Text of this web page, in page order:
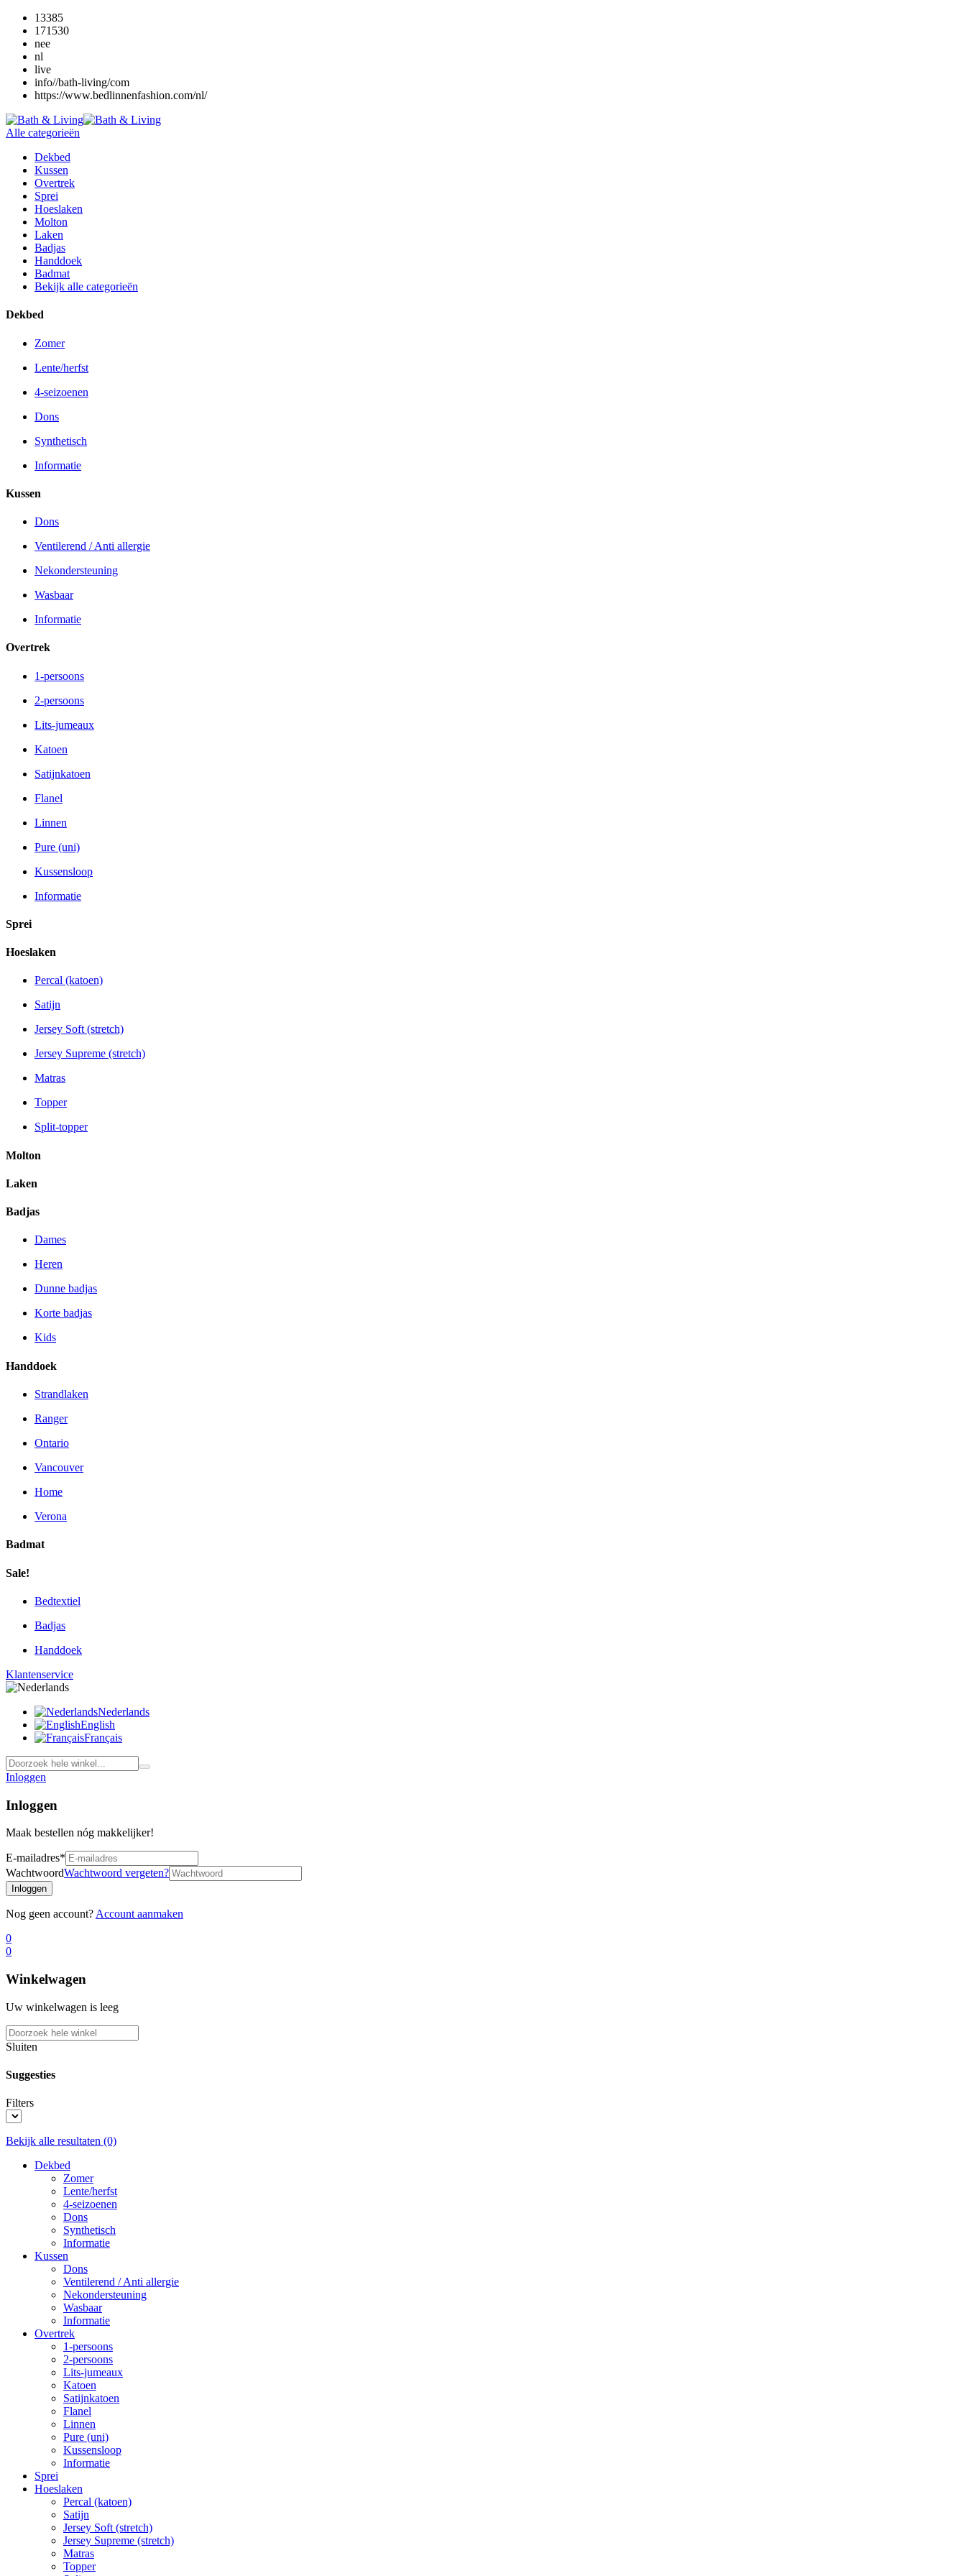
13385
171530
nee
nl
live
info//bath-living/com
https://www.bedlinnenfashion.com/nl/
Alle categorieën
Dekbed
Kussen
Overtrek
Sprei
Hoeslaken
Molton
Laken
Badjas
Handdoek
Badmat
Bekijk alle categorieën
Dekbed
Zomer
Lente/herfst
4-seizoenen
Dons
Synthetisch
Informatie
Kussen
Dons
Ventilerend / Anti allergie
Nekondersteuning
Wasbaar
Informatie
Overtrek
1-persoons
2-persoons
Lits-jumeaux
Katoen
Satijnkatoen
Flanel
Linnen
Pure (uni)
Kussensloop
Informatie
Sprei
Hoeslaken
Percal (katoen)
Satijn
Jersey Soft (stretch)
Jersey Supreme (stretch)
Matras
Topper
Split-topper
Molton
Laken
Badjas
Dames
Heren
Dunne badjas
Korte badjas
Kids
Handdoek
Strandlaken
Ranger
Ontario
Vancouver
Home
Verona
Badmat
Sale!
Bedtextiel
Badjas
Handdoek
Klantenservice
Nederlands
English
Français
Inloggen
Inloggen
Maak bestellen nóg makkelijker!
E-mailadres*
WachtwoordWachtwoord vergeten?
Inloggen
Nog geen account? Account aanmaken
0
0
Winkelwagen
Uw winkelwagen is leeg
Sluiten
Suggesties
Filters
Bekijk alle resultaten (0)
Dekbed
Zomer
Lente/herfst
4-seizoenen
Dons
Synthetisch
Informatie
Kussen
Dons
Ventilerend / Anti allergie
Nekondersteuning
Wasbaar
Informatie
Overtrek
1-persoons
2-persoons
Lits-jumeaux
Katoen
Satijnkatoen
Flanel
Linnen
Pure (uni)
Kussensloop
Informatie
Sprei
Hoeslaken
Percal (katoen)
Satijn
Jersey Soft (stretch)
Jersey Supreme (stretch)
Matras
Topper